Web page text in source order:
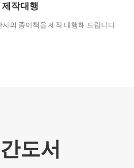
제작대행
의 종이책을 제작 대행해 드립니다.
도서